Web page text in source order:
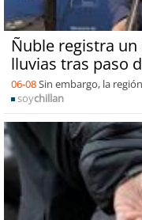
Ñuble registra un
lluvias tras paso
06-08Sin embargo, la
soychillan